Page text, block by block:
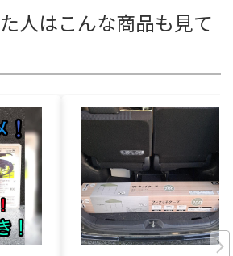
人はこんな商品も見て